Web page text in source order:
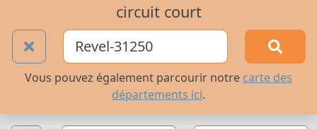
circuit court
Vous pouvez également parcourir notre carte des
départements ici.